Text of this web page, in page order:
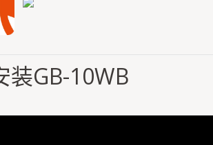
装GB-10WB